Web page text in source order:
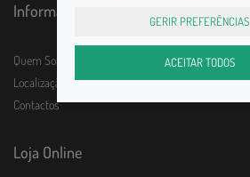
Informações
Quem Somos
Localização e horário
Contactos
Loja Online
GERIR PREFERÊNCIAS
ACEITAR TODOS